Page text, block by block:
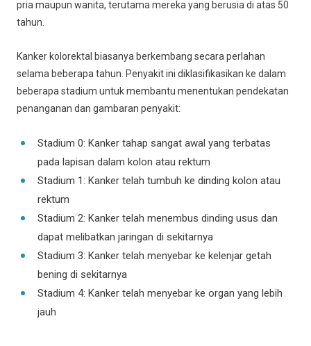
pria maupun wanita, terutama mereka yang berusia di atas 50
tahun.
Kanker kolorektal biasanya berkembang secara perlahan
selama beberapa tahun. Penyakit ini diklasifikasikan ke dalam
beberapa stadium untuk membantu menentukan pendekatan
penanganan dan gambaran penyakit:
Stadium 0: Kanker tahap sangat awal yang terbatas
pada lapisan dalam kolon atau rektum
Stadium 1: Kanker telah tumbuh ke dinding kolon atau
rektum
Stadium 2: Kanker telah menembus dinding usus dan
dapat melibatkan jaringan di sekitarnya
Stadium 3: Kanker telah menyebar ke kelenjar getah
bening di sekitarnya
Stadium 4: Kanker telah menyebar ke organ yang lebih
jauh